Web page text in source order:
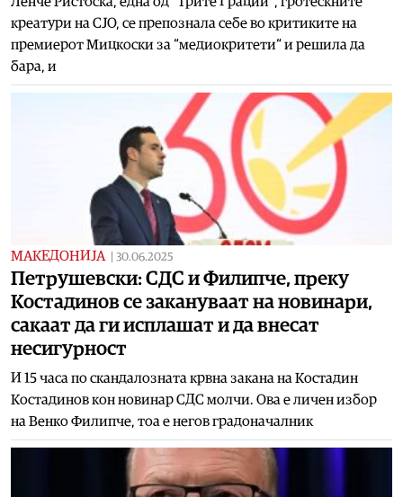
креатури на СЈО, се препознала себе во критиките на
премиерот Мицкоски за “медиокритети“ и решила да
бара, и
МАКЕДОНИЈА 30.06.2025
Петрушевски: СДС и Филипче, преку
Костадинов се закануваат на новинари,
сакаат да ги исплашат и да внесат
несигурност
И 15 часа по скандалозната крвна закана на Костадин
Костадинов кон новинар СДС молчи. Ова е личен избор
на Венко Филипче, тоа е негов градоначалник